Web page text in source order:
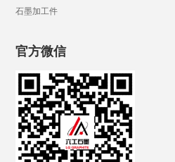
石墨加工件
官方微信